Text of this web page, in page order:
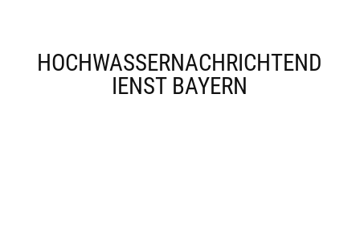
HOCHWASSERNACHRICHTEND
IENST BAYERN